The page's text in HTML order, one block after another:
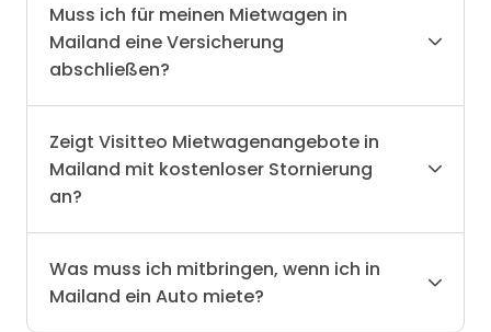
Muss ich für meinen Mietwagen in
Mailand eine Versicherung
abschließen?
Zeigt Visitteo Mietwagenangebote in
Mailand mit kostenloser Stornierung
an?
Was muss ich mitbringen, wenn ich in
Mailand ein Auto miete?